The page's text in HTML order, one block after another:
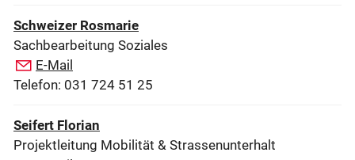
Schweizer Rosmarie
Sachbearbeitung Soziales
E-Mail
Telefon: 031 724 51 25
Seifert Florian
Projektleitung Mobilität & Strassenunterhalt